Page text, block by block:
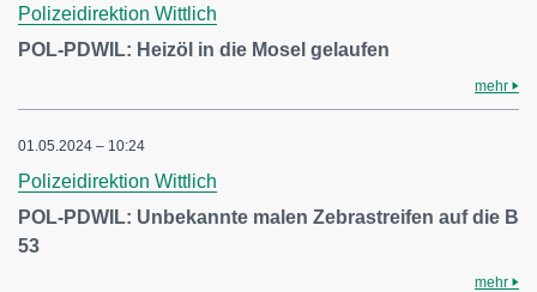
Polizeidirektion Wittlich
POL-PDWIL: Heizöl in die Mosel gelaufen
mehr
01.05.2024 – 10:24
Polizeidirektion Wittlich
POL-PDWIL: Unbekannte malen Zebrastreifen auf die B
53
mehr